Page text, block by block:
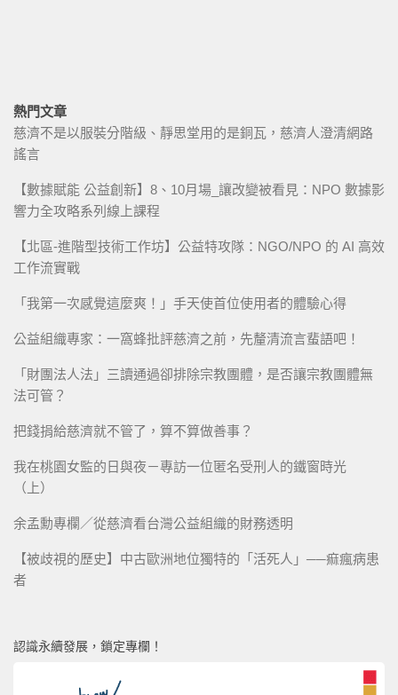
熱門文章
慈濟不是以服裝分階級、靜思堂用的是銅瓦，慈濟人澄清網路
謠言
【數據賦能 公益創新】8、10月場_讓改變被看見：NPO 數據影
響力全攻略系列線上課程
【北區-進階型技術工作坊】公益特攻隊：NGO/NPO 的 AI 高效
工作流實戰
「我第一次感覺這麼爽！」手天使首位使用者的體驗心得
公益組織專家：一窩蜂批評慈濟之前，先釐清流言蜚語吧！
「財團法人法」三讀通過卻排除宗教團體，是否讓宗教團體無
法可管？
把錢捐給慈濟就不管了，算不算做善事？
我在桃園女監的日與夜－專訪一位匿名受刑人的鐵窗時光
（上）
余孟勳專欄／從慈濟看台灣公益組織的財務透明
【被歧視的歷史】中古歐洲地位獨特的「活死人」──痲瘋病患
者
認識永續發展，鎖定專欄！